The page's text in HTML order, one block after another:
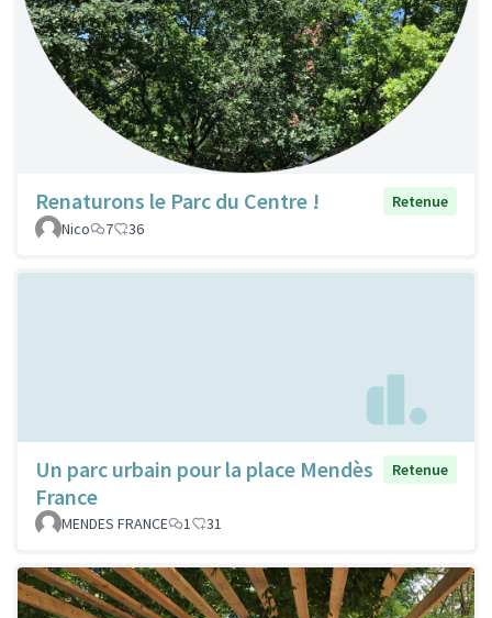
Renaturons le Parc du Centre !
Retenue
Nico
7 36
Un parc urbain pour la place Mendès
France
Retenue
MENDES FRANCE 1 31